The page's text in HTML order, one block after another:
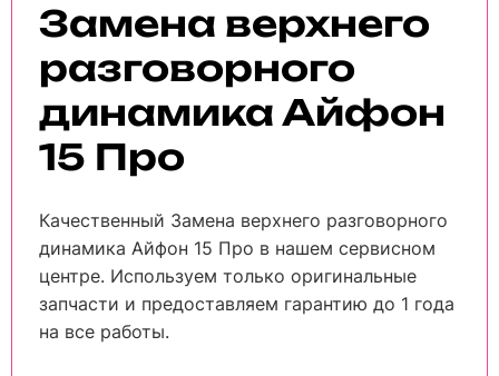
Замена верхнего
разговорного
динамика Айфон
15 Про
Качественный Замена верхнего разговорного
динамика Айфон 15 Про в нашем сервисном
центре. Используем только оригинальные
запчасти и предоставляем гарантию до 1 года
на все работы.